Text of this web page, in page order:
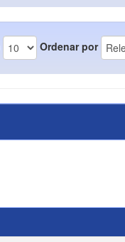
Ordenar por